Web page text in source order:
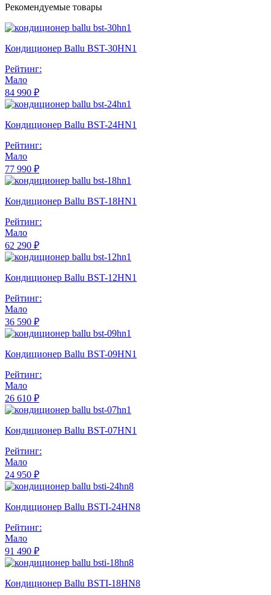
Рекомендуемые товары
Кондиционер Ballu BST-30HN1
Рейтинг:
Мало
84 990 ₽
Кондиционер Ballu BST-24HN1
Рейтинг:
Мало
77 990 ₽
Кондиционер Ballu BST-18HN1
Рейтинг:
Мало
62 290 ₽
Кондиционер Ballu BST-12HN1
Рейтинг:
Мало
36 590 ₽
Кондиционер Ballu BST-09HN1
Рейтинг:
Мало
26 610 ₽
Кондиционер Ballu BST-07HN1
Рейтинг:
Мало
24 950 ₽
Кондиционер Ballu BSTI-24HN8
Рейтинг:
Мало
91 490 ₽
Кондиционер Ballu BSTI-18HN8